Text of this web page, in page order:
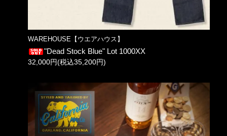
WAREHOUSE【ウエアハウス】
"Dead Stock Blue" Lot 1000XX
32,000円(税込35,200円)